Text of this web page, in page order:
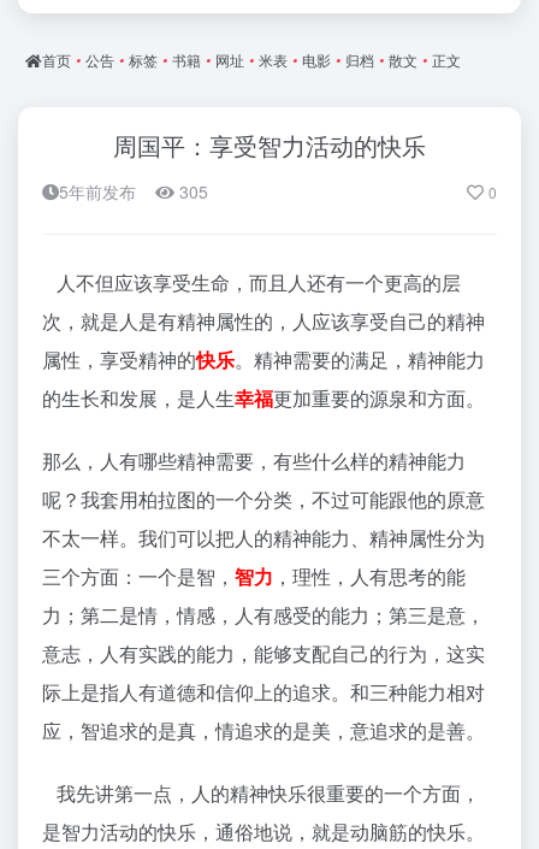
首页 • 公告 • 标签 • 书籍 • 网址 • 米表 • 电影 • 归档 • 散文 • 正文
周国平：享受智力活动的快乐
5年前发布 305 0
人不但应该享受生命，而且人还有一个更高的层
次，就是人是有精神属性的，人应该享受自己的精神
属性，享受精神的快乐。精神需要的满足，精神能力
的生长和发展，是人生幸福更加重要的源泉和方面。
那么，人有哪些精神需要，有些什么样的精神能力
呢？我套用柏拉图的一个分类，不过可能跟他的原意
不太一样。我们可以把人的精神能力、精神属性分为
三个方面：一个是智， 智力 ，理性，人有思考的能
力；第二是情，情感，人有感受的能力；第三是意，
意志，人有实践的能力，能够支配自己的行为，这实
际上是指人有道德和信仰上的追求。和三种能力相对
应，智追求的是真，情追求的是美，意追求的是善。
我先讲第一点，人的精神快乐很重要的一个方面，
是智力活动的快乐，通俗地说，就是动脑筋的快乐。